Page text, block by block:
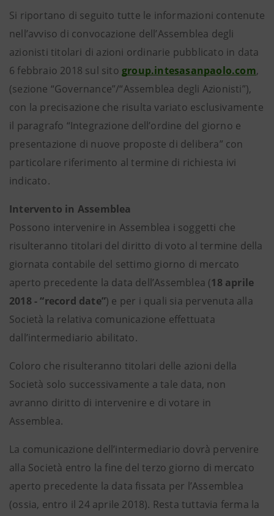
Si riportano di seguito tutte le informazioni contenute
nell’avviso di convocazione dell’Assemblea degli
azionisti titolari di azioni ordinarie pubblicato in data
6 febbraio 2018 sul sito group.intesasanpaolo.com,
(sezione “Governance”/“Assemblea degli Azionisti”),
con la precisazione che risulta variato esclusivamente
il paragrafo “Integrazione dell’ordine del giorno e
presentazione di nuove proposte di delibera” con
particolare riferimento al termine di richiesta ivi
indicato.
Intervento in Assemblea
Possono intervenire in Assemblea i soggetti che
risulteranno titolari del diritto di voto al termine della
giornata contabile del settimo giorno di mercato
aperto precedente la data dell’Assemblea (18 aprile
2018 - “record date”) e per i quali sia pervenuta alla
Società la relativa comunicazione effettuata
dall’intermediario abilitato.
Coloro che risulteranno titolari delle azioni della
Società solo successivamente a tale data, non
avranno diritto di intervenire e di votare in
Assemblea.
La comunicazione dell’intermediario dovrà pervenire
alla Società entro la fine del terzo giorno di mercato
aperto precedente la data fissata per l’Assemblea
(ossia, entro il 24 aprile 2018). Resta tuttavia ferma la